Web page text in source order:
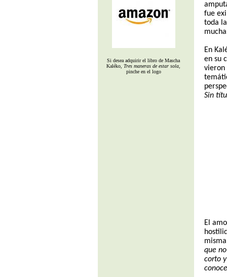
Si desea adquirir el libro de Mascha
Kaléko, Tres maneras de estar sola
pinche en el logo
fue
toda
En
en su
vieron
Sin
El
que
corto